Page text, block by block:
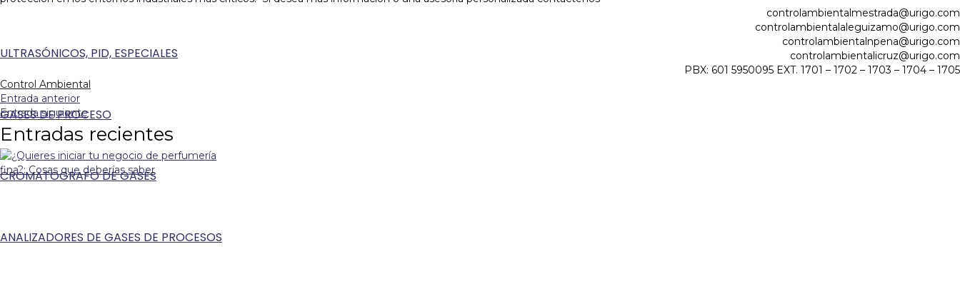
ULTRASÓNICOS, PID, ESPECIALES
GASES DE PROCESO
CROMATOGRAFO DE GASES
ANALIZADORES DE GASES DE PROCESOS
controlambientalmestrada@urigo.com
controlambientalaleguizamo@urigo.com
controlambientalnpena@urigo.com
controlambientalicruz@urigo.com
PBX: 601 5950095 EXT. 1701 – 1702 – 1703 – 1704 – 1705
Control Ambiental
Entrada anterior
Entrada siguiente
Entradas recientes